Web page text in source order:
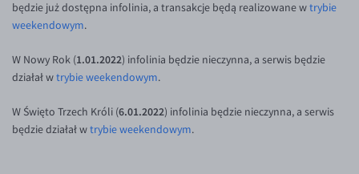
ILS/PLN
NZD/PLN
SGD/PLN
Banki i przelewy
Słowniczek
będzie już dostępna infolinia, a transakcje będą realizowane wtrybie
weekendowym.
W Nowy Rok (1.01.2022) infolinia będzie nieczynna, a serwis będzie
działał wtrybie weekendowym.
W Święto Trzech Króli (6.01.2022) infolinia będzie nieczynna, a serwis
będzie działał wtrybie weekendowym.